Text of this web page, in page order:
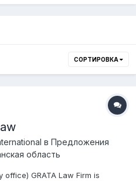
СОРТИРОВКА
в Предложения
область
GRATA Law Firm is